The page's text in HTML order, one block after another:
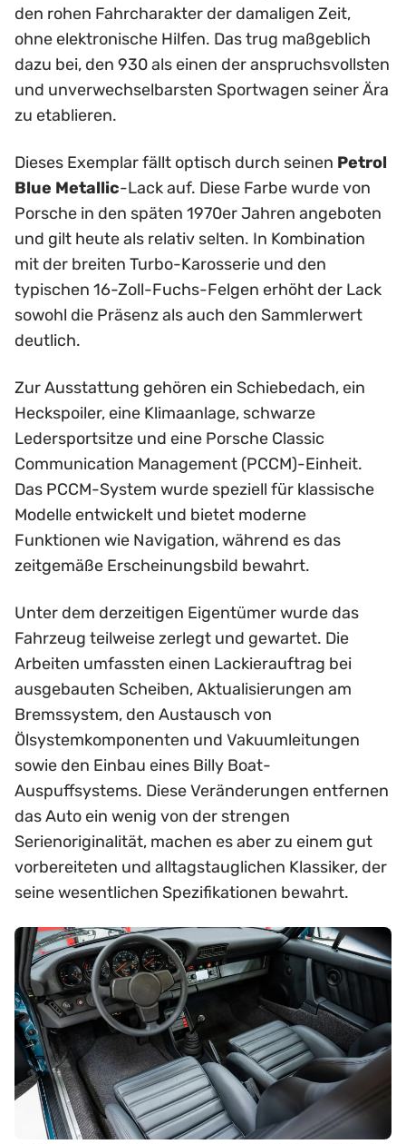
den rohen Fahrcharakter der damaligen Zeit,
ohne elektronische Hilfen. Das trug maßgeblich
dazu bei, den 930 als einen der anspruchsvollsten
und unverwechselbarsten Sportwagen seiner Ära
zu etablieren.
Dieses Exemplar fällt optisch durch seinen Petrol
Blue Metallic-Lack auf. Diese Farbe wurde von
Porsche in den späten 1970er Jahren angeboten
und gilt heute als relativ selten. In Kombination
mit der breiten Turbo-Karosserie und den
typischen 16-Zoll-Fuchs-Felgen erhöht der Lack
sowohl die Präsenz als auch den Sammlerwert
deutlich.
Zur Ausstattung gehören ein Schiebedach, ein
Heckspoiler, eine Klimaanlage, schwarze
Ledersportsitze und eine Porsche Classic
Communication Management (PCCM)-Einheit.
Das PCCM-System wurde speziell für klassische
Modelle entwickelt und bietet moderne
Funktionen wie Navigation, während es das
zeitgemäße Erscheinungsbild bewahrt.
Unter dem derzeitigen Eigentümer wurde das
Fahrzeug teilweise zerlegt und gewartet. Die
Arbeiten umfassten einen Lackierauftrag bei
ausgebauten Scheiben, Aktualisierungen am
Bremssystem, den Austausch von
Ölsystemkomponenten und Vakuumleitungen
sowie den Einbau eines Billy Boat-
Auspuffsystems. Diese Veränderungen entfernen
das Auto ein wenig von der strengen
Serienoriginalität, machen es aber zu einem gut
vorbereiteten und alltagstauglichen Klassiker, der
seine wesentlichen Spezifikationen bewahrt.